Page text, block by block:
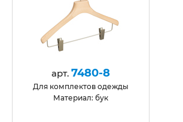
арт. 7480-8
Для комплектов одежды
Материал: бук